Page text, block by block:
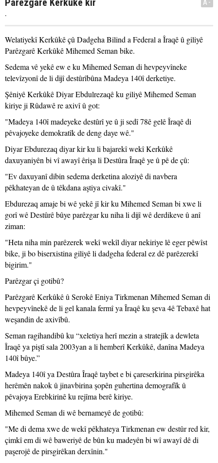
Parêzgarê Kerkûkê kir
.
A-
Welatiyekî Kerkûkê çû Dadgeha Bilind a Federal a Îraqê û giliyê
Parêzgarê Kerkûkê Mihemed Seman bike.
Sedema vê yekê ew e ku Mihemed Seman di hevpeyvîneke
televîzyonî de li dijî destûrîbûna Madeya 140î derketiye.
Şêniyê Kerkûkê Diyar Ebdulrezaqê ku giliyê Mihemed Seman
kiriye ji Rûdawê re axivî û got:
"Madeya 140î madeyeke destûrî ye û ji sedî 78ê gelê Îraqê di
pêvajoyeke demokratîk de deng daye wê."
Diyar Ebdurezaq diyar kir ku li bajarekî wekî Kerkûkê
daxuyaniyên bi vî awayî êrişa li Destûra Îraqê ye û pê de çû:
"Ev daxuyanî dibin sedema derketina aloziyê di navbera
pêkhateyan de û têkdana aştiya civakî."
Ebdurezaq amaje bi wê yekê jî kir ku Mihemed Seman bi xwe li
gorî wê Destûrê bûye parêzgar ku niha li dijî wê derdikeve û anî
ziman:
"Heta niha min parêzerek wekî wekîl diyar nekiriye lê eger pêwîst
bike, ji bo biserxistina giliyê li dadgeha federal ez dê parêzerekî
bigirim."
Parêzgar çi gotibû?
Parêzgarê Kerkûkê û Serokê Eniya Tirkmenan Mihemed Seman di
hevpeyvînekê de li gel kanala fermî ya Îraqê ku şeva 4ê Tebaxê hat
weşandin de axivîbû.
Seman ragihandibû ku “xeletiya herî mezin a stratejîk a dewleta
Îraqê ya piştî sala 2003yan a li hemberî Kerkûkê, danîna Madeya
140î bûye.”
Madeya 140î ya Destûra Îraqê taybet e bi çareserkirina pirsgirêka
herêmên nakok û jinavbirina şopên guhertina demografîk û
pêvajoya Erebkirinê ku rejîma berê kiriye.
Mihemed Seman di wê bernameyê de gotibû:
"Me di dema xwe de wekî pêkhateya Tirkmenan ew destûr red kir,
çimkî em di wê baweriyê de bûn ku madeyên bi wî awayî dê di
paşerojê de pirsgirêkan derxînin."